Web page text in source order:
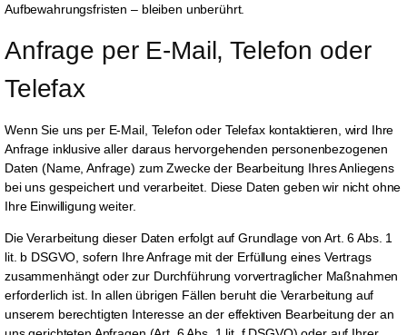
Aufbewahrungsfristen – bleiben unberührt.
Anfrage per E-Mail, Telefon oder
Telefax
Wenn Sie uns per E-Mail, Telefon oder Telefax kontaktieren, wird Ihre
Anfrage inklusive aller daraus hervorgehenden personenbezogenen
Daten (Name, Anfrage) zum Zwecke der Bearbeitung Ihres Anliegens
bei uns gespeichert und verarbeitet. Diese Daten geben wir nicht ohne
Ihre Einwilligung weiter.
Die Verarbeitung dieser Daten erfolgt auf Grundlage von Art. 6 Abs. 1
lit. b DSGVO, sofern Ihre Anfrage mit der Erfüllung eines Vertrags
zusammenhängt oder zur Durchführung vorvertraglicher Maßnahmen
erforderlich ist. In allen übrigen Fällen beruht die Verarbeitung auf
unserem berechtigten Interesse an der effektiven Bearbeitung der an